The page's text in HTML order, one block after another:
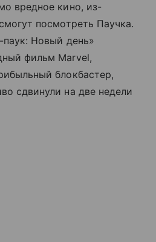
вредное кино, из-
посмотреть Паучка.
паук: Новый день»
фильм Marvel,
блокбастер,
сдвинули на две недели